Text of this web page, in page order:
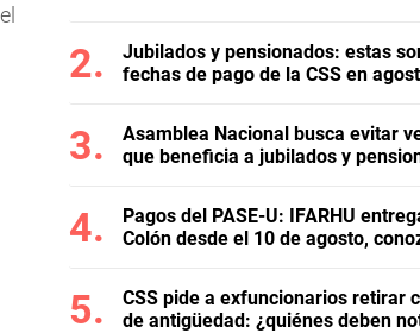
Jubilados y pensionados: estas
fechas de pago de la CSS en
Asamblea Nacional busca evitar
que beneficia a jubilados y
Pagos del PASE-U: IFARHU
Colón desde el 10 de agosto,
CSS pide a exfuncionarios retirar
de antigüedad: ¿quiénes deben